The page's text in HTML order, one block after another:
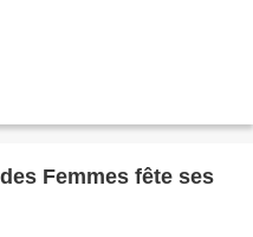
Femmes fête ses